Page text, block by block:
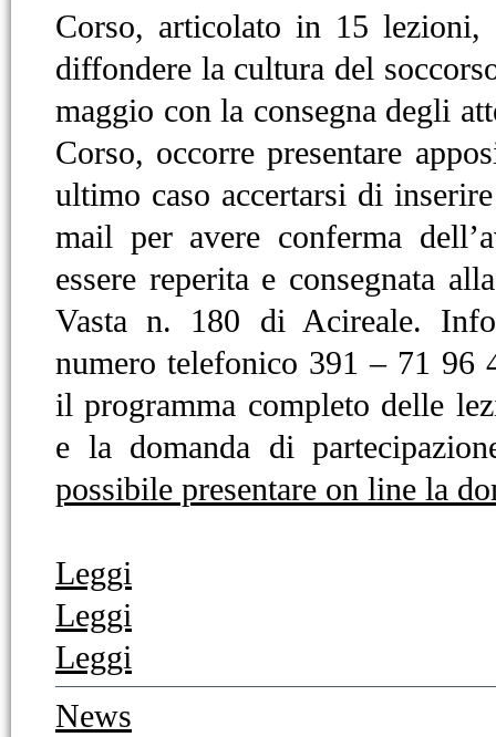
Corso, articolato in 15
diffondere la cultura del
maggio con la consegna degli
Corso, occorre presentare
ultimo caso accertarsi di
mail per avere conferma
essere reperita e consegnata
Vasta n. 180 di Acireale.
numero telefonico 391 – 71 96
il programma completo delle
e la domanda di
possibile presentare on line la
Leggi
Leggi
Leggi
News